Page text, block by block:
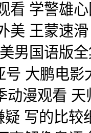
看 学警雄
美 王蒙速
男国语版
号 大鹏电
动漫观看
写的比